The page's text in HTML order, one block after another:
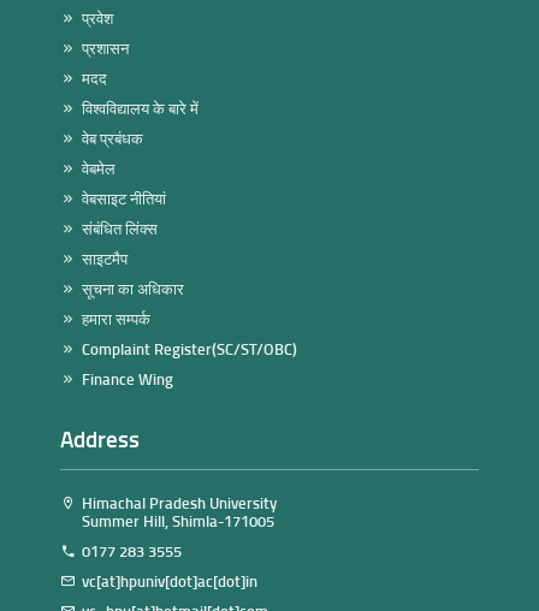
प्रवेश
प्रशासन
मदद
विश्वविद्यालय के बारे में
वेब प्रबंधक
वेबमेल
वेबसाइट नीतियां
संबंधित लिंक्स
साइटमैप
सूचना का अधिकार
हमारा सम्पर्क
Complaint Register(SC/ST/OBC)
Finance Wing
Address
Himachal Pradesh University
Summer Hill, Shimla-171005
0177 283 3555
vc[at]hpuniv[dot]ac[dot]in